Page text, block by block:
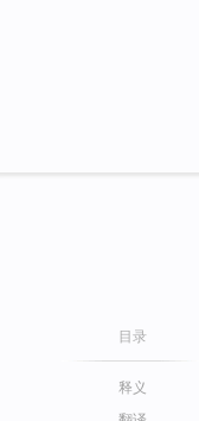
目录
释义